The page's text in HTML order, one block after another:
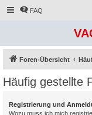
FAQ
Foren-Übersicht
Häufig gestellte
Registrierung und
Wozu muss ich mich